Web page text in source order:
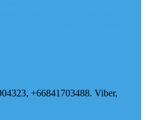
+66841703488. Viber,